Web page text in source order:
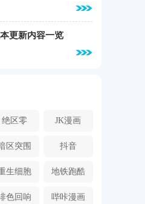
更新内容一览
绝区零 JK漫画
区突围 抖音
生细胞 地铁跑酷
色回响 哔咔漫画